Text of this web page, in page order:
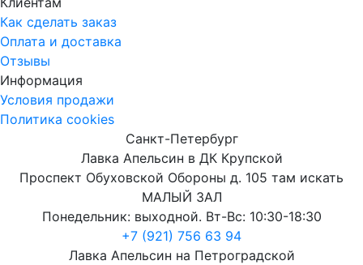
Как сделать заказ
Оплата и доставка
Отзывы
Информация
Условия продажи
Политика cookies
Санкт-Петербург
Лавка Апельсин в ДК Крупской
Проспект Обуховской Обороны д. 105 там искать
МАЛЫЙ ЗАЛ
Понедельник: выходной. Вт-Вс: 10:30-18:30
+7 (921) 756 63 94
Лавка Апельсин на Петроградской